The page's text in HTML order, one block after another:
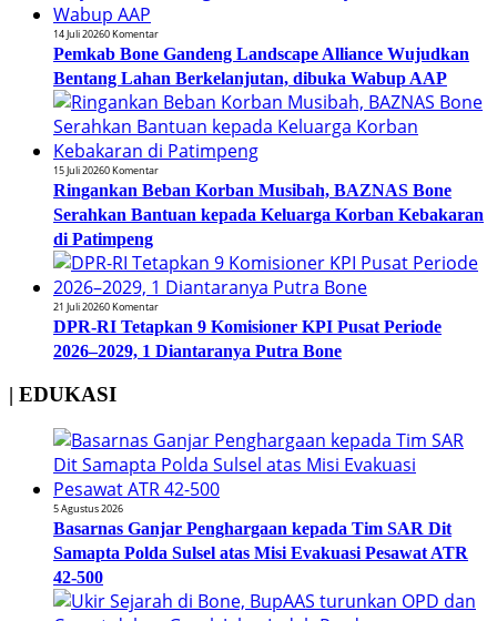
14 Juli 20260 Komentar
Pemkab Bone Gandeng Landscape Alliance Wujudkan
Bentang Lahan Berkelanjutan, dibuka Wabup AAP
15 Juli 20260 Komentar
Ringankan Beban Korban Musibah, BAZNAS Bone
Serahkan Bantuan kepada Keluarga Korban Kebakaran
di Patimpeng
21 Juli 20260 Komentar
DPR-RI Tetapkan 9 Komisioner KPI Pusat Periode
2026–2029, 1 Diantaranya Putra Bone
| EDUKASI
5 Agustus 2026
Basarnas Ganjar Penghargaan kepada Tim SAR Dit
Samapta Polda Sulsel atas Misi Evakuasi Pesawat ATR
42-500